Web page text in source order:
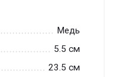
Медь
5.5 см
23.5 см